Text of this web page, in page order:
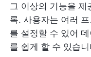
그 이상의 기능을 제
록. 사용자는 여러
를 설정할 수 있어
를 쉽게 할 수 있습